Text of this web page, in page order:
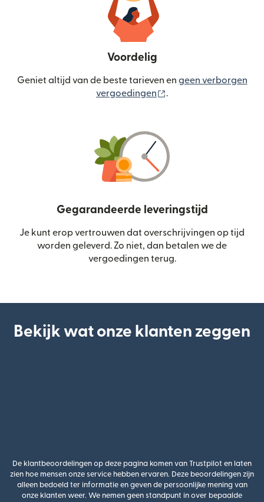
Voordelig
Geniet altijd van de beste tarieven en geen verborgen
vergoedingen
.
Gegarandeerde leveringstijd
Je kunt erop vertrouwen dat overschrijvingen op tijd
worden geleverd. Zo niet, dan betalen we de
vergoedingen terug.
Bekijk wat onze klanten zeggen
De klantbeoordelingen op deze pagina komen van Trustpilot en laten
zien hoe mensen onze service hebben ervaren. Deze beoordelingen zijn
alleen bedoeld ter informatie en geven de persoonlijke mening van
onze klanten weer. We nemen geen standpunt in over bepaalde